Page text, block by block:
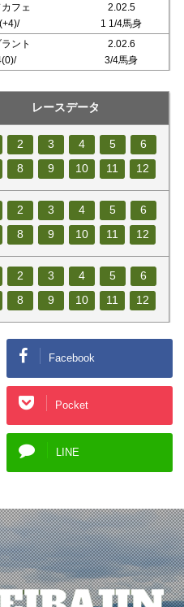
フェ
2.02.5
1 1/4馬身
ント
2.02.6
3/4馬身
レースデータ
2 3 4 5
6
8 9 10 11 12
2 3 4 5
6
8 9 10 11 12
2 3 4 5
6
8 9 10 11 12
Facebook
Pocket
LINE